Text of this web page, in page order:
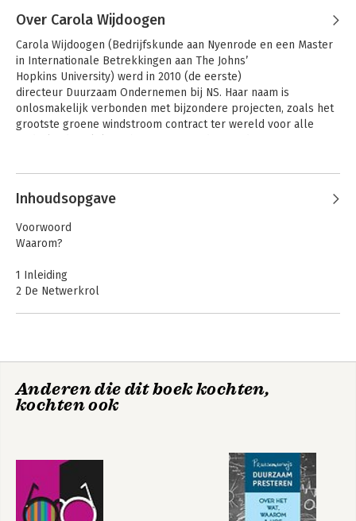
Over Carola Wijdoogen
Carola Wijdoogen (Bedrijfskunde aan Nyenrode en een Master
in Internationale Betrekkingen aan The Johns’
Hopkins University) werd in 2010 (de eerste)
directeur Duurzaam Ondernemen bij NS. Haar naam is
onlosmakelijk verbonden met bijzondere projecten, zoals het
grootste groene windstroom contract ter wereld voor alle
jaarverslaglegging van NS.
Wijdoogen werd in 2014 'MVO-manager van het jaar’ en sinds
2022 is zij mede-directeur van de number 5 foundation, waar zij
met een mensgerichte, systemische en waardengedreven
aanpak organisaties en professionals ondersteunt bij
duurzame transities. Al eerder richtte zij de Stichting
Sustainability University op om kennis en ervaring over het
‘vak’ mvo-management te delen en verder te brengen, waarvan
acte in dit boek.
Andere boeken door Carola
Wijdoogen
Duurzaamheid is
kleur bekennen
7 Rollen voor
Inhoudsopgave
Voorwoord
Waarom?
1 Inleiding
2 De Netwerkrol
8 De Monitoringrol
9 De dynamiek van duurzaamheid
Dankwoord
De geïnterviewde duurzaamheidsprofessionals
Lijst van figuren
Over de auteur
Anderen die dit boek kochten,
kochten ook